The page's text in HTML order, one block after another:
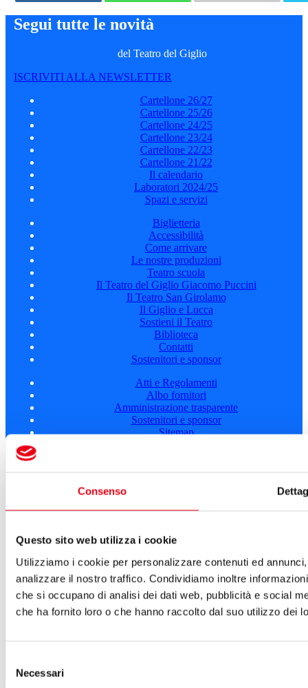
Consenso
Questo sito web utilizza i cookie
Utilizziamo i cookie per personalizzare contenuti ed
analizzare il nostro traffico. Condividiamo inoltre
che si occupano di analisi dei dati web, pubblicità e social
che ha fornito loro o che hanno raccolto dal suo utilizzo dei
delNecessari
Segui tutte le novità
del Teatro del Giglio
ISCRIVITI ALLA NEWSLETTER
Cartellone 26/27
Cartellone 25/26
Cartellone 24/25
Cartellone 23/24
Cartellone 22/23
Cartellone 21/22
Il calendario
Laboratori 2024/25
Spazi e servizi
Biglietteria
Accessibilità
Come arrivare
Le nostre produzioni
Teatro scuola
Il Teatro del Giglio Giacomo Puccini
Il Teatro San Girolamo
Il Giglio e Lucca
Sostieni il Teatro
Biblioteca
Contatti
Sostenitori e sponsor
Atti e Regolamenti
Albo fornitori
Amministrazione trasparente
Sostenitori e sponsor
Sitemap
E-mail:info@teatrodelgiglio.it
Cod. Fisc. e P.IVA: 01670770468
SEGUICI SU